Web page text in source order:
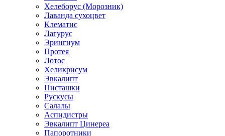
Хелеборус (Морозник)
Лаванда сухоцвет
Клематис
Лагурус
Эрингиум
Протея
Лотос
Хеликрисум
Эвкалипт
Писташки
Рускусы
Салалы
Аспидистры
Эвкалипт Цинереа
Папоротники